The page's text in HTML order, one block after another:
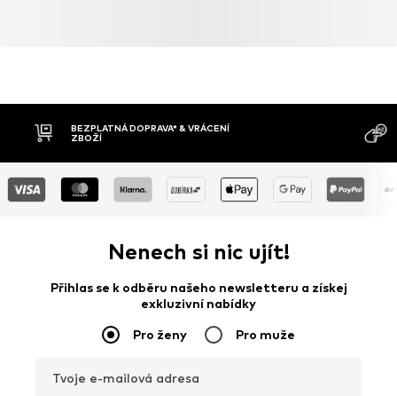
BEZPLATNÁ DOPRAVA* & VRÁCENÍ
ZBOŽÍ
Nenech si nic ujít!
Přihlas se k odběru našeho newsletteru a získej
exkluzivní nabídky
Pro ženy Pro muže
Tvoje e-mailová adresa